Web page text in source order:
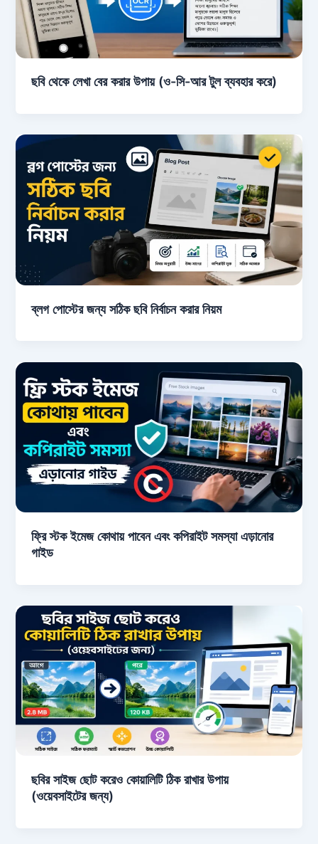
ছবি থেকে লেখা বের করার উপায় (ও-সি-আর টুল ব্যবহার করে)
ব্লগ পোস্টের জন্য সঠিক ছবি নির্বাচন করার নিয়ম
ফ্রি স্টক ইমেজ কোথায় পাবেন এবং কপিরাইট সমস্যা এড়ানোর
গাইড
ছবির সাইজ ছোট করেও কোয়ালিটি ঠিক রাখার উপায়
(ওয়েবসাইটের জন্য)